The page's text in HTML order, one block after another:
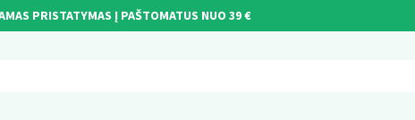
PRISTATYMAS Į PAŠTOMATUS NUO 39 €